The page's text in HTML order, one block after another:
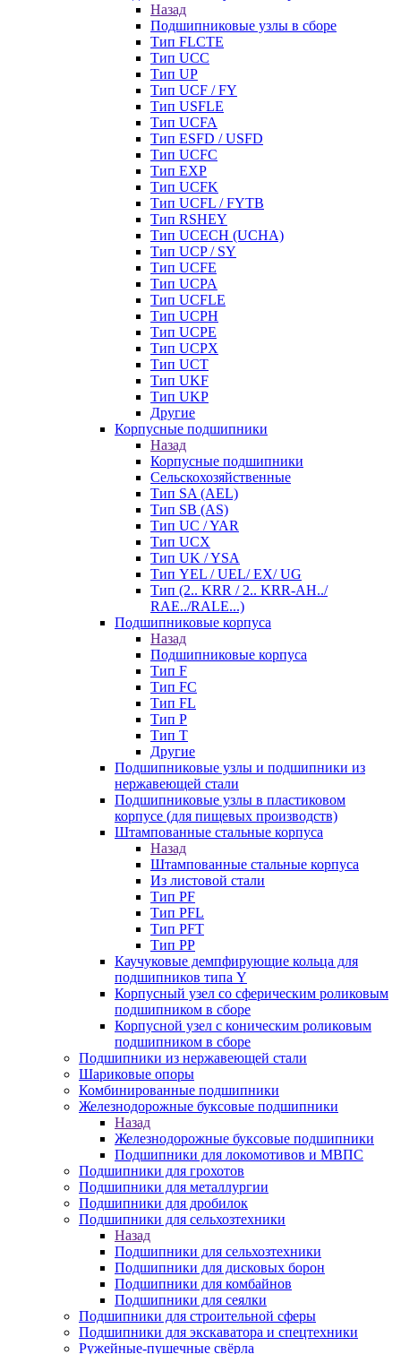
Назад
Подшипниковые узлы в сборе
Тип FLCTE
Тип UCC
Тип UP
Тип UCF / FY
Тип USFLE
Тип UCFA
Тип ESFD / USFD
Тип UCFC
Тип EXP
Тип UCFK
Тип UCFL / FYTB
Тип RSHEY
Тип UCECH (UCHA)
Тип UCP / SY
Тип UCFE
Тип UCPA
Тип UCFLE
Тип UCPH
Тип UCPE
Тип UCPX
Тип UCT
Тип UKF
Тип UKP
Другие
Корпусные подшипники
Назад
Корпусные подшипники
Сельскохозяйственные
Тип SA (AEL)
Тип SB (AS)
Тип UC / YAR
Тип UCX
Тип UK / YSA
Тип YEL / UEL/ EX/ UG
Тип (2.. KRR / 2.. KRR-AH../
RAE../RALE...)
Подшипниковые корпуса
Назад
Подшипниковые корпуса
Тип F
Тип FC
Тип FL
Тип P
Тип T
Другие
Подшипниковые узлы и подшипники из
нержавеющей стали
Подшипниковые узлы в пластиковом
корпусе (для пищевых производств)
Штампованные стальные корпуса
Назад
Штампованные стальные корпуса
Из листовой стали
Тип PF
Тип PFL
Тип PFT
Тип PP
Каучуковые демпфирующие кольца для
подшипников типа Y
Корпусный узел со сферическим роликовым
подшипником в сборе
Корпусной узел с коническим роликовым
подшипником в сборе
Подшипники из нержавеющей стали
Шариковые опоры
Комбинированные подшипники
Железнодорожные буксовые подшипники
Назад
Железнодорожные буксовые подшипники
Подшипники для локомотивов и МВПС
Подшипники для грохотов
Подшипники для металлургии
Подшипники для дробилок
Подшипники для сельхозтехники
Назад
Подшипники для сельхозтехники
Подшипники для дисковых борон
Подшипники для комбайнов
Подшипники для сеялки
Подшипники для строительной сферы
Подшипники для экскаватора и спецтехники
Ружейные-пушечные свёрла